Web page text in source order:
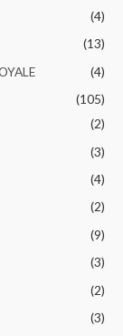
(4)
(13)
(4)
(105)
(2)
(3)
(4)
(2)
(9)
(3)
(2)
(3)